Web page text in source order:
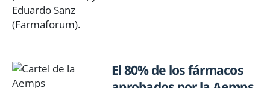
El 80% de los fármacos